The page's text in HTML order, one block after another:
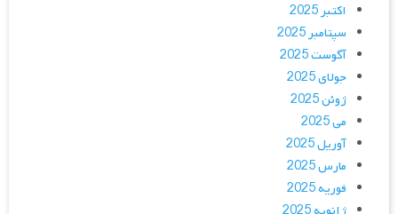
اکتبر 2025
سپتامبر 2025
آگوست 2025
جولای 2025
ژوئن 2025
می 2025
آوریل 2025
مارس 2025
فوریه 2025